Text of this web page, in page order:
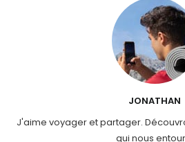
JONATHAN
J'aime voyager et partager.
qui nous